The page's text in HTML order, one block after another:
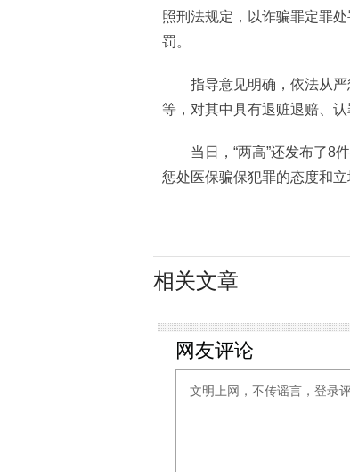
照刑法规定，以诈骗罪定罪
罚。
指导意见明确，依法从严
等，对其中具有退赃退赔、
当日，“两高”还发布了8件
惩处医保骗保犯罪的态度和立
相关文章